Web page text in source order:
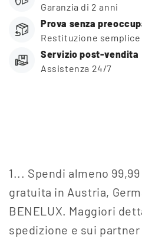
Garanzia di 2 anni
Prova senza
Restituzione
Servizio post-vendita
Assistenza 24/7
1... Spendi almeno
gratuita in Austria,
BENELUX. Maggiori
spedizione e sui